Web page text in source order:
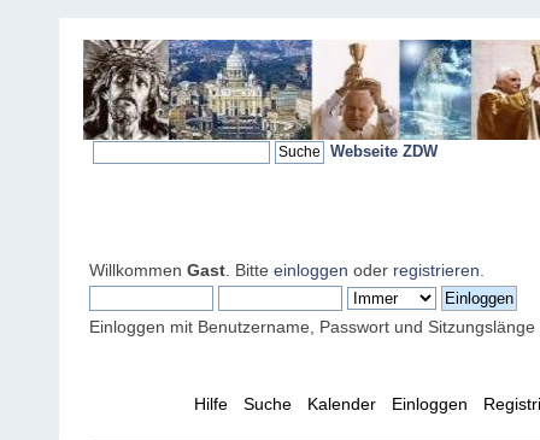
Webseite ZDW
Willkommen Gast . Bitte einloggen oder registrieren
Einloggen mit Benutzername, Passwort und Sitzungslänge
Hilfe Suche Kalender Einloggen